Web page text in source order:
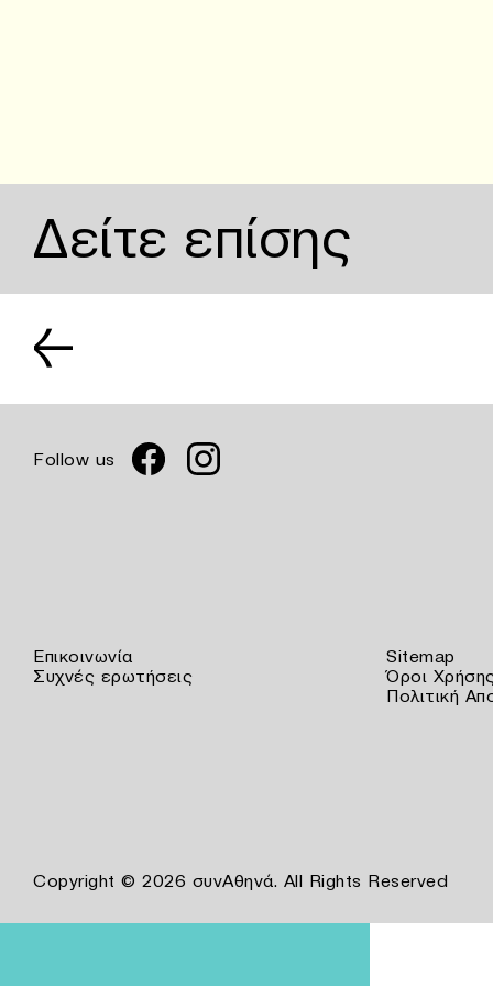
Δείτε επίσης
←
Follow us
Επικοινωνία
Συχνές ερωτήσεις
Sitemap
Όροι
Πολιτική
Copyright © 2026 συνΑθηνά. All Rights Reserved